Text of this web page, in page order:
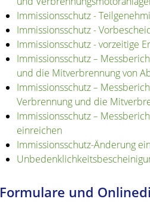
Immissionsschutz -
Immissionsschutz -
Immissionsschutz - vorzeitige
Immissionsschutz –
und die Mitverbrennung von
Immissionsschutz –
Verbrennung und die
Immissionsschutz –
einreichen
Immissionsschutz-Änderung
Formulare und